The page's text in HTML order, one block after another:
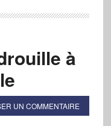
à
UN COMMENTAIRE